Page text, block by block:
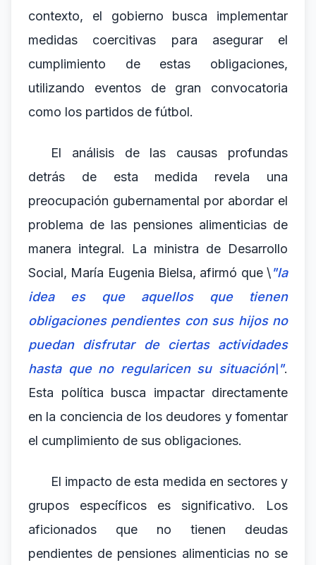
contexto, el gobierno busca implementar
medidas coercitivas para asegurar el
cumplimiento de estas obligaciones,
utilizando eventos de gran convocatoria
como los partidos de fútbol.
El análisis de las causas profundas
detrás de esta medida revela una
preocupación gubernamental por abordar el
problema de las pensiones alimenticias de
manera integral. La ministra de Desarrollo
Social, María Eugenia Bielsa, afirmó que \"la
idea es que aquellos que tienen
obligaciones pendientes con sus hijos no
puedan disfrutar de ciertas actividades
hasta que no regularicen su situación\".
Esta política busca impactar directamente
en la conciencia de los deudores y fomentar
el cumplimiento de sus obligaciones.
El impacto de esta medida en sectores y
grupos específicos es significativo. Los
aficionados que no tienen deudas
pendientes de pensiones alimenticias no se